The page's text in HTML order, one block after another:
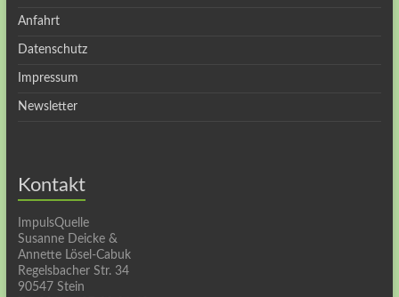
Anfahrt
Datenschutz
Impressum
Newsletter
Kontakt
ImpulsQuelle
Susanne Deicke &
Annette Lösel-Cabuk
Regelsbacher Str. 34
90547 Stein